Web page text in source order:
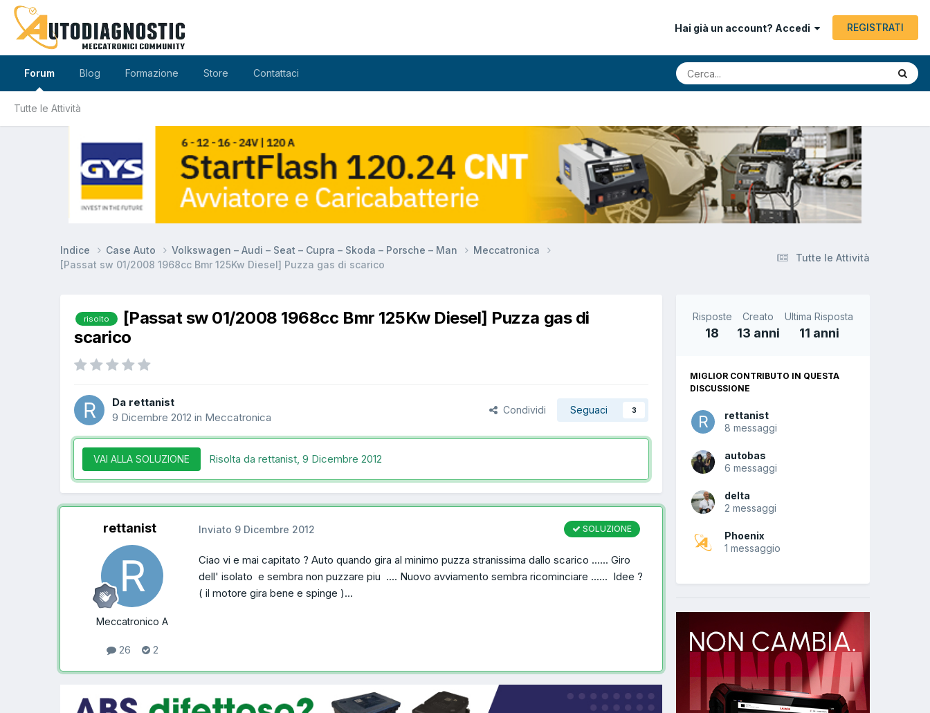
Hai già un account? Accedi REGISTRATI
Forum
Tutte le Attività
Blog Formazione Store Contattaci
Tutte le Attività
Indice Case Auto Volkswagen – Audi – Seat – Cupra – Skoda – Porsche – Man
Meccatronica
[Passat sw 01/2008 1968cc Bmr 125Kw Diesel] Puzza gas di scarico
risolto
[Passat sw 01/2008 1968cc Bmr 125Kw Diesel] Puzza gas di
scarico
Da rettanist
9 Dicembre 2012 in Meccatronica
Condividi Seguaci 3
VAI ALLA SOLUZIONE Risolta da rettanist, 9 Dicembre 2012
rettanist
Meccatronico A
26 2
SOLUZIONE
Inviato 9 Dicembre 2012
Ciao vi e mai capitato ? Auto quando gira al minimo puzza stranissima dallo scarico ...... Giro
dell' isolato e sembra non puzzare piu .... Nuovo avviamento sembra ricominciare ...... Idee ?
( il motore gira bene e spinge )...
Risposte
18
Creato
13 anni
Ultima Risposta
11 anni
MIGLIOR CONTRIBUTO IN QUESTA
DISCUSSIONE
rettanist
8 messaggi
autobas
6 messaggi
delta
2 messaggi
Phoenix
1 messaggio